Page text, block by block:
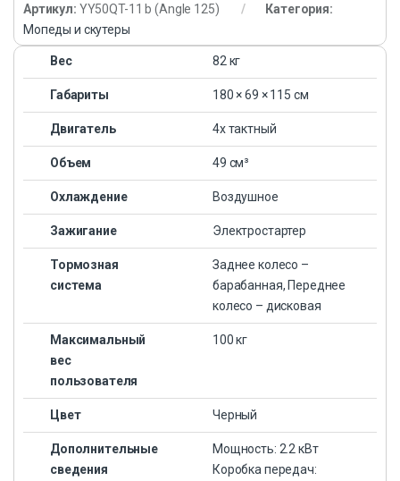
Артикул: YY50QT-11 b (Angle 125)
Категория:
Мопеды и скутеры
Вес 82 кг
Габариты 180 × 69 × 115 см
Двигатель 4х тактный
Объем 49 см³
Охлаждение Воздушное
Зажигание Электростартер
Тормозная
система
Заднее колесо –
барабанная, Переднее
колесо – дисковая
Максимальный
вес
пользователя
100 кг
Цвет Черный
Дополнительные
сведения
Мощность: 2.2 кВт
Коробка передач: